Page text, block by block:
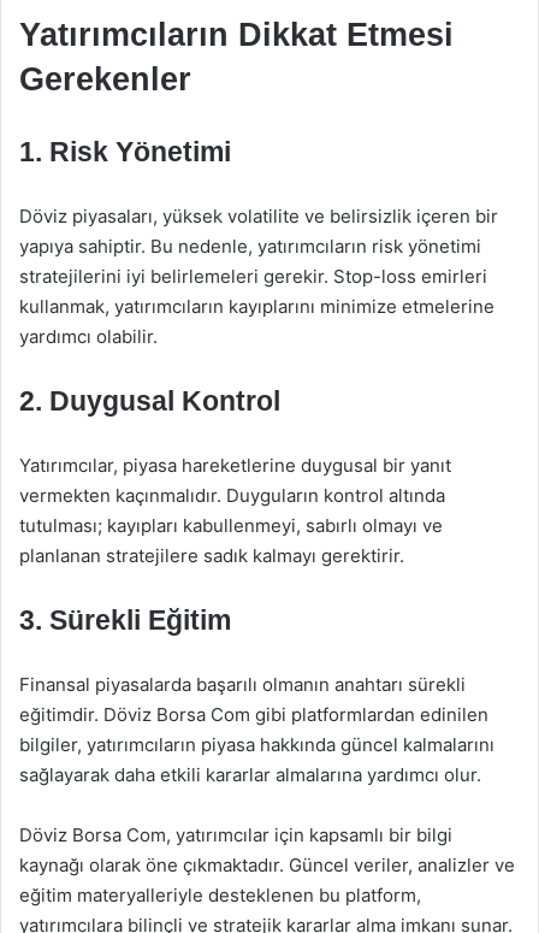
Yatırımcıların Dikkat Etmesi
Gerekenler
1. Risk Yönetimi
Döviz piyasaları, yüksek volatilite ve belirsizlik içeren bir
yapıya sahiptir. Bu nedenle, yatırımcıların risk yönetimi
stratejilerini iyi belirlemeleri gerekir. Stop-loss emirleri
kullanmak, yatırımcıların kayıplarını minimize etmelerine
yardımcı olabilir.
2. Duygusal Kontrol
Yatırımcılar, piyasa hareketlerine duygusal bir yanıt
vermekten kaçınmalıdır. Duyguların kontrol altında
tutulması; kayıpları kabullenmeyi, sabırlı olmayı ve
planlanan stratejilere sadık kalmayı gerektirir.
3. Sürekli Eğitim
Finansal piyasalarda başarılı olmanın anahtarı sürekli
eğitimdir. Döviz Borsa Com gibi platformlardan edinilen
bilgiler, yatırımcıların piyasa hakkında güncel kalmalarını
sağlayarak daha etkili kararlar almalarına yardımcı olur.
Döviz Borsa Com, yatırımcılar için kapsamlı bir bilgi
kaynağı olarak öne çıkmaktadır. Güncel veriler, analizler ve
eğitim materyalleriyle desteklenen bu platform,
yatırımcılara bilinçli ve stratejik kararlar alma imkanı sunar.